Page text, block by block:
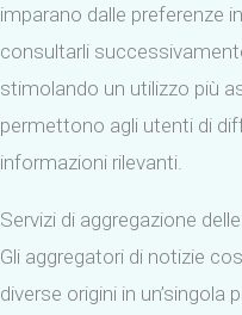
imparano dalle preferenze
consultarli
stimolando un utilizzo più
permettono agli utenti di
informazioni rilevanti.
Servizi di aggregazione
Gli aggregatori di notizie
diverse origini in